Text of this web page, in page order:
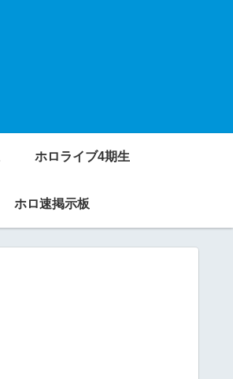
ホロライブ4期生
ホロ速掲示板